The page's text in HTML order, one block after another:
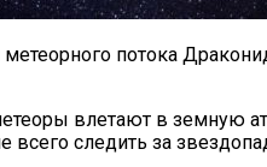
потока
влетают в
следить за